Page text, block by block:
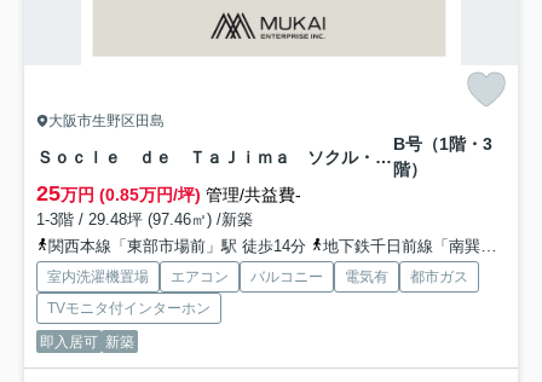
大阪市生野区田島
Ｓｏｃｌｅ ｄｅ ＴａＪｉｍａ ソクル・ド・タジマ
B号（1階・3
階）
25万円 (0.85万円/坪) 管理/共益費-
1-3階 / 29.48坪 (97.46㎡) /新築
関西本線「東部市場前」駅 徒歩14分
地下鉄千日前線「南巽」駅 徒歩17分
室内洗濯機置場 エアコン バルコニー 電気有
都市ガス
TVモニタ付インターホン
即入居可 新築